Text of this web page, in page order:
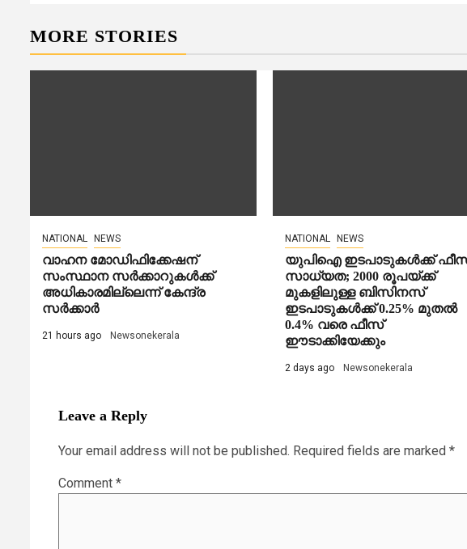
MORE STORIES
NATIONAL NEWS
വാഹന മോഡിഫിക്കേഷന്
സംസ്ഥാന സർക്കാറുകൾക്ക്
അധികാരമില്ലെന്ന് കേന്ദ്ര
സർക്കാർ
21 hours ago Newsonekerala
NATIONAL NEWS
യുപിഐ ഇടപാടുകൾക്ക്
സാധ്യത; 2000 രൂപയ്ക്ക്
മുകളിലുള്ള ബിസിനസ്
ഇടപാടുകൾക്ക് 0.25% മുതൽ
0.4% വരെ ഫീസ്
ഈടാക്കിയേക്കും
2 days ago Newsonekerala
Leave a Reply
Your email address will not be published. Required fields are marked *
Comment *